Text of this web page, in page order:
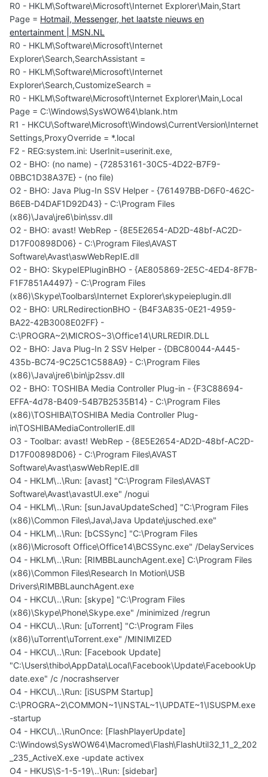
R0 - HKLM\Software\Microsoft\Internet Explorer\Main,Start
Page = Hotmail, Messenger, het laatste nieuws en
entertainment | MSN.NL
R0 - HKLM\Software\Microsoft\Internet
Explorer\Search,SearchAssistant =
R0 - HKLM\Software\Microsoft\Internet
Explorer\Search,CustomizeSearch =
R0 - HKLM\Software\Microsoft\Internet Explorer\Main,Local
Page = C:\Windows\SysWOW64\blank.htm
R1 - HKCU\Software\Microsoft\Windows\CurrentVersion\Internet
Settings,ProxyOverride = *.local
F2 - REG:system.ini: UserInit=userinit.exe,
O2 - BHO: (no name) - {72853161-30C5-4D22-B7F9-
0BBC1D38A37E} - (no file)
O2 - BHO: Java Plug-In SSV Helper - {761497BB-D6F0-462C-
B6EB-D4DAF1D92D43} - C:\Program Files
(x86)\Java\jre6\bin\ssv.dll
O2 - BHO: avast! WebRep - {8E5E2654-AD2D-48bf-AC2D-
D17F00898D06} - C:\Program Files\AVAST
Software\Avast\aswWebRepIE.dll
O2 - BHO: SkypeIEPluginBHO - {AE805869-2E5C-4ED4-8F7B-
F1F7851A4497} - C:\Program Files
(x86)\Skype\Toolbars\Internet Explorer\skypeieplugin.dll
O2 - BHO: URLRedirectionBHO - {B4F3A835-0E21-4959-
BA22-42B3008E02FF} -
C:\PROGRA~2\MICROS~3\Office14\URLREDIR.DLL
O2 - BHO: Java Plug-In 2 SSV Helper - {DBC80044-A445-
435b-BC74-9C25C1C588A9} - C:\Program Files
(x86)\Java\jre6\bin\jp2ssv.dll
O2 - BHO: TOSHIBA Media Controller Plug-in - {F3C88694-
EFFA-4d78-B409-54B7B2535B14} - C:\Program Files
(x86)\TOSHIBA\TOSHIBA Media Controller Plug-
in\TOSHIBAMediaControllerIE.dll
O3 - Toolbar: avast! WebRep - {8E5E2654-AD2D-48bf-AC2D-
D17F00898D06} - C:\Program Files\AVAST
Software\Avast\aswWebRepIE.dll
O4 - HKLM\..\Run: [avast] "C:\Program Files\AVAST
Software\Avast\avastUI.exe" /nogui
O4 - HKLM\..\Run: [sunJavaUpdateSched] "C:\Program Files
(x86)\Common Files\Java\Java Update\jusched.exe"
O4 - HKLM\..\Run: [bCSSync] "C:\Program Files
(x86)\Microsoft Office\Office14\BCSSync.exe" /DelayServices
O4 - HKLM\..\Run: [RIMBBLaunchAgent.exe] C:\Program Files
(x86)\Common Files\Research In Motion\USB
Drivers\RIMBBLaunchAgent.exe
O4 - HKCU\..\Run: [skype] "C:\Program Files
(x86)\Skype\Phone\Skype.exe" /minimized /regrun
O4 - HKCU\..\Run: [uTorrent] "C:\Program Files
(x86)\uTorrent\uTorrent.exe" /MINIMIZED
O4 - HKCU\..\Run: [Facebook Update]
"C:\Users\thibo\AppData\Local\Facebook\Update\FacebookUp
date.exe" /c /nocrashserver
O4 - HKCU\..\Run: [iSUSPM Startup]
C:\PROGRA~2\COMMON~1\INSTAL~1\UPDATE~1\ISUSPM.exe
-startup
O4 - HKCU\..\RunOnce: [FlashPlayerUpdate]
C:\Windows\SysWOW64\Macromed\Flash\FlashUtil32_11_2_202
_235_ActiveX.exe -update activex
O4 - HKUS\S-1-5-19\..\Run: [sidebar]